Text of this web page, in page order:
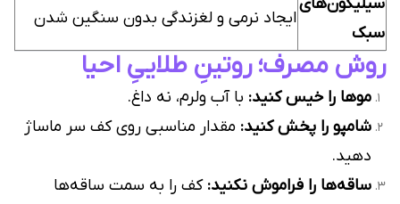
سبک
ایجاد نرمی و لغزندگی بدون سنگین شدن
روش مصرف؛ روتینِ طلاییِ احیا
موها را خیس کنید: با آب ولرم، نه داغ.
شامپو را پخش کنید: مقدار مناسبی روی کف سر ماساژ
دهید.
ساقه‌ها را فراموش نکنید: کف را به سمت ساقه‌ها